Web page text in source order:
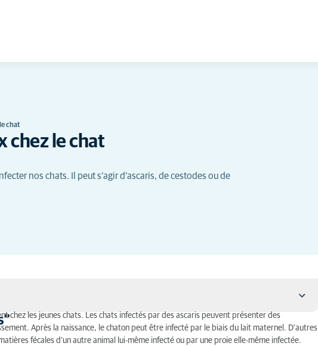
chat
chez le chat
nos chats. Il peut s’agir d’ascaris, de cestodes ou de
chez les jeunes chats. Les chats infectés par des ascaris peuvent présenter des
Après la naissance, le chaton peut être infecté par le biais du lait maternel. D’autres
fécales d’un autre animal lui-même infecté ou par une proie elle-même infectée.